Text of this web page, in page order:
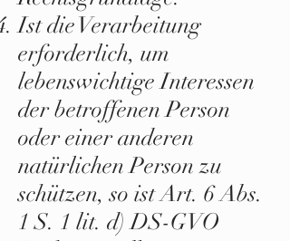
Ist die Verarbeitung
erforderlich, um
lebenswichtige Interessen
der betroffenen Person
oder einer anderen
natürlichen Person zu
schützen, so ist Art. 6 Abs.
1 S. 1 lit. d) DS-GVO